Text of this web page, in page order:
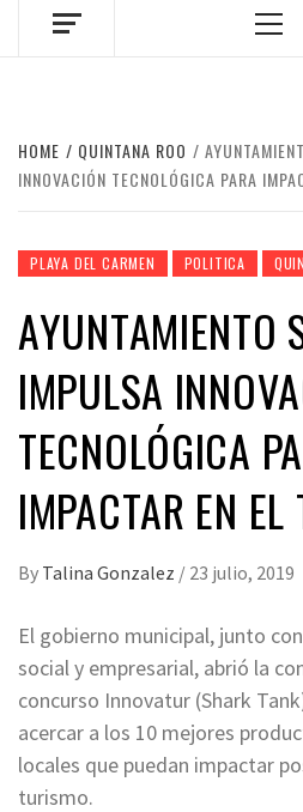
Menu
HOME QUINTANA ROO
INNOVACIÓN TECNOLÓGICA PARA
PLAYA DEL CARMEN POLITICA
AYUNTAMIENTO
IMPULSA
TECNOLÓGICA
IMPACTAR EN EL
By Talina Gonzalez / 23 julio, 2019
El gobierno municipal, junto
social y empresarial, abrió la
concurso Innovatur (Shark
acercar a los 10 mejores
locales que puedan impactar
turismo.